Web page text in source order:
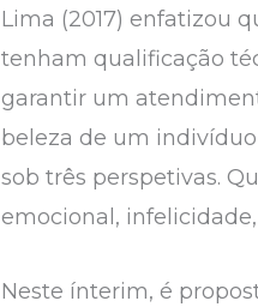
Lima (2017) enfatizou
tenham qualificação
garantir um
beleza de um
sob três perspetivas.
emocional,
Neste ínterim, é